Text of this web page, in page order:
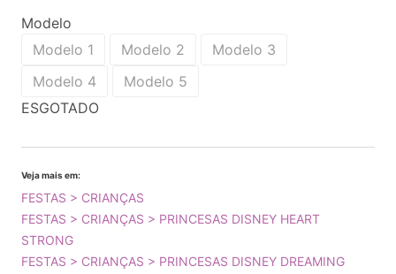
Modelo
Modelo 1
Modelo 2
Modelo 3
Modelo 4
Modelo 5
ESGOTADO
Veja mais em:
FESTAS > CRIANÇAS
FESTAS > CRIANÇAS > PRINCESAS DISNEY HEART
STRONG
FESTAS > CRIANÇAS > PRINCESAS DISNEY DREAMING